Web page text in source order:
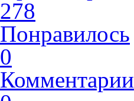
278
Понравилось
0
Комментарии